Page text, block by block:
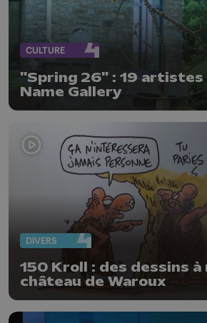
CULTURE
"Spring 26" : 19 artistes
Name Gallery
DIVERS
150 Kroll : des dessins
château de Waroux